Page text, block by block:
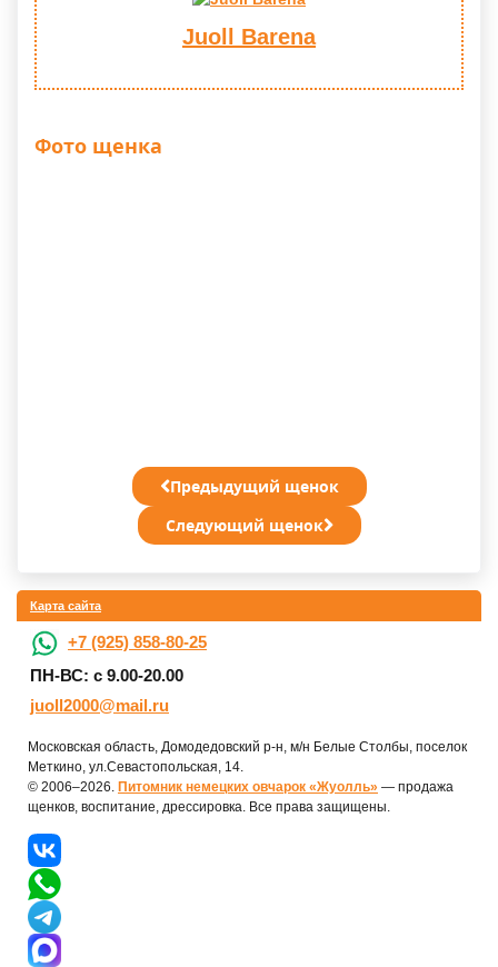
Juoll Barena
Фото щенка
Предыдущий щенок
Следующий щенок
Карта сайта
+7 (925) 858-80-25
ПН-ВС: с 9.00-20.00
juoll2000@mail.ru
Московская область, Домодедовский р-н, м/н Белые Столбы, поселок
Меткино, ул.Севастопольская, 14.
© 2006–2026. Питомник немецких овчарок «Жуолль» — продажа
щенков, воспитание, дрессировка. Все права защищены.